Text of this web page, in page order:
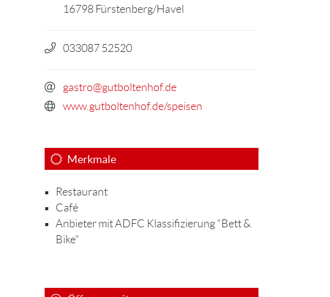
16798 Fürstenberg/Havel
033087 52520
gastro@gutboltenhof.de
www.gutboltenhof.de/speisen
Merkmale
Restaurant
Café
Anbieter mit ADFC Klassifizierung "Bett &
Bike"